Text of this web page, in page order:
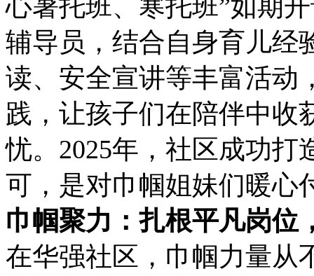
心暑托班、寒托班”如期
辅导员，结合自身育儿经
读、安全宣讲等丰富活动
践，让孩子们在陪伴中收
忧。2025年，社区成功
可，是对巾帼姐妹们暖心
巾帼聚力：扎根平凡岗位
在华强社区，巾帼力量从